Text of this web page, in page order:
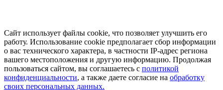
Сайт использует файлы cookie, что позволяет улучшить его
работу. Использование cookie предполагает сбор информации
о вас технического характера, в частности IP-адрес региона
вашего местоположения и другую информацию. Продолжая
пользоваться сайтом, вы соглашаетесь с политикой
конфиденциальности, а также даете согласие на обработку
своих персональных данных.